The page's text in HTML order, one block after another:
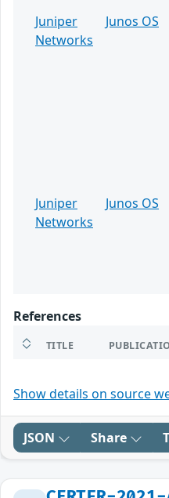
Juniper
Networks
Junos OS
Juniper
Networks
Junos OS
References
TITLE
Show details on source
JSON Share